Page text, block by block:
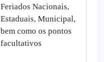
Feriados Nacionais,
Estaduais, Municipal,
bem como os pontos
facultativos